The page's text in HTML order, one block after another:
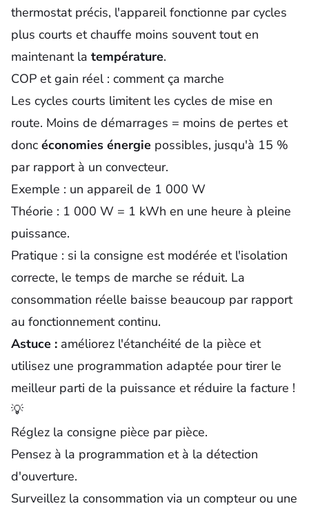
thermostat précis, l'appareil fonctionne par cycles
plus courts et chauffe moins souvent tout en
maintenant la température.
COP et gain réel : comment ça marche
Les cycles courts limitent les cycles de mise en
route. Moins de démarrages = moins de pertes et
donc économies énergie possibles, jusqu'à 15 %
par rapport à un convecteur.
Exemple : un appareil de 1 000 W
Théorie : 1 000 W = 1 kWh en une heure à pleine
puissance.
Pratique : si la consigne est modérée et l'isolation
correcte, le temps de marche se réduit. La
consommation réelle baisse beaucoup par rapport
au fonctionnement continu.
Astuce : améliorez l'étanchéité de la pièce et
utilisez une programmation adaptée pour tirer le
meilleur parti de la puissance et réduire la facture !
💡
Réglez la consigne pièce par pièce.
Pensez à la programmation et à la détection
d'ouverture.
Surveillez la consommation via un compteur ou une